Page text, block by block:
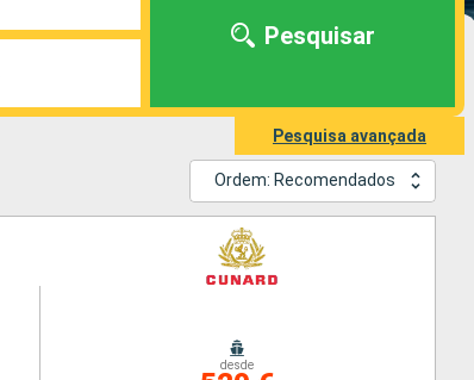
Pesquisar
Pesquisa avançada
Ordem: Recomendados
desde